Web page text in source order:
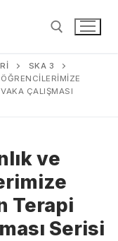
SKA 3
ÇALIŞMASI
ve
Terapi
Serisi